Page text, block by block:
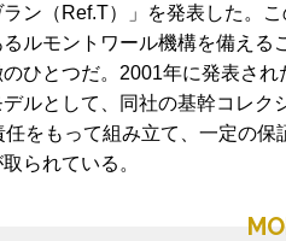
ン（Ref.T）」を発表した。
ルモントワール機構を備える
ひとつだ。2001年に発表さ
ルとして、同社の基幹コレク
をもって組み立て、一定の保
られている。